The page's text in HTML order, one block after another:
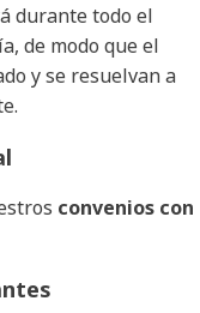
durante todo el
de modo que el
y se resuelvan a
convenios con